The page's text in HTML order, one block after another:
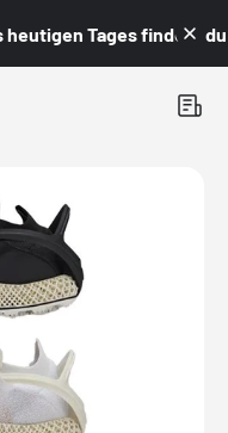
Tages findest du